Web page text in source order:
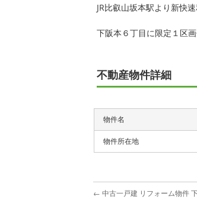
JR比叡山坂本駅より新快
下阪本６丁目に限定１区
不動産物件詳細
物件名
物件所在地
← 中古一戸建 リフォーム物件